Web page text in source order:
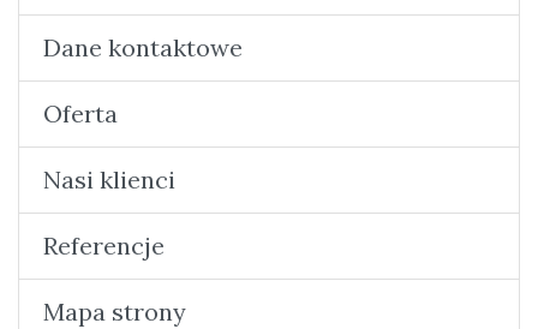
Dane kontaktowe
Oferta
Nasi klienci
Referencje
Mapa strony